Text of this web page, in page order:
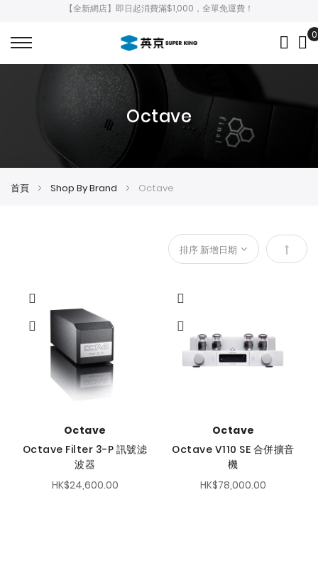
【全新網店】即日起消費滿$1,000，全單免運費！
0
Octave
首頁 Shop By Brand Octave
設
Octave
Octave Filter 3-P 訊號滤
波器
HK$24,600.00
Octave
Octave V110 SE 合併擴音
機
HK$78,000.00